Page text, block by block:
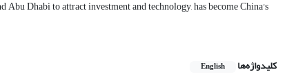
Dhabi to attract investment and technology, has become China's
کلیدواژه‌ها English